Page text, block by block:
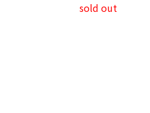
sold out